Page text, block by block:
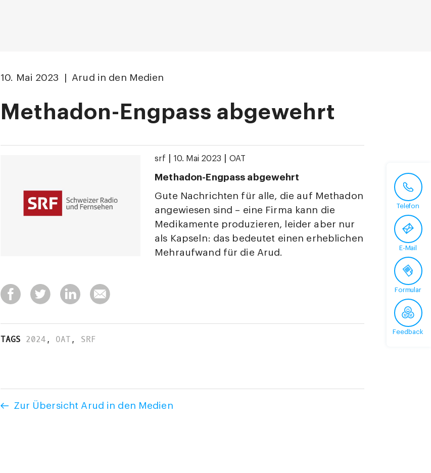
10. Mai 2023 | Arud in den Medien
Methadon-Engpass abgewehrt
srf 10. Mai 2023 OAT
Methadon-Engpass abgewehrt
Gute Nachrichten für alle, die auf Methadon
angewiesen sind – eine Firma kann die
Medikamente produzieren, leider aber nur
als Kapseln: das bedeutet einen erheblichen
Mehraufwand für die Arud.
TAGS 2024, OAT, SRF
Zur Übersicht Arud in den Medien
Telefon
E-Mail
Formular
Feedback